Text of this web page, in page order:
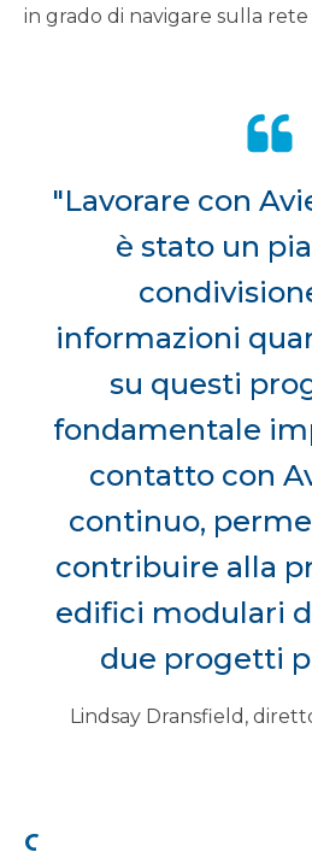
in grado di navigare sulla rete
"Lavorare con
è stato un
informazioni
su questi
fondamentale
contatto con
continuo,
contribuire alla
edifici modulari
due progetti
Lindsay Dransfield,
Condividi questo: